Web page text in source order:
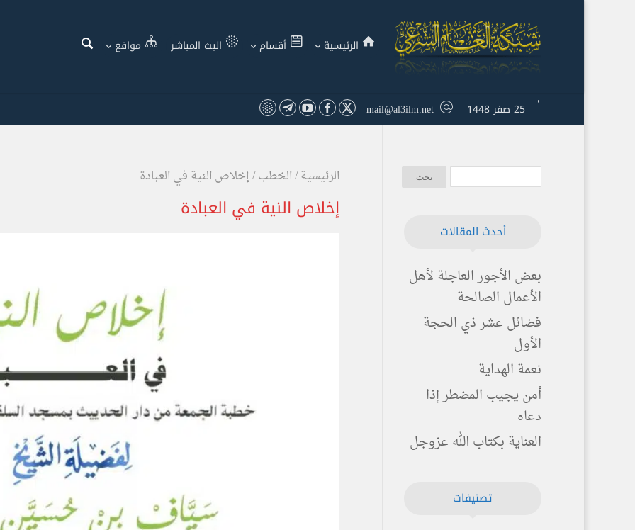
الرئيسية أقسام البث المباشر مواقع
25 صفر 1448 mail@al3ilm.net
الرئيسية/الخطب/إخلاص النية في العبادة
إخلاص النية في العبادة
أحدث المقالات
بعض الأجور العاجلة لأهل
الأعمال الصالحة
فضائل عشر ذي الحجة
الأول
نعمة الهداية
أمن يجيب المضطر إذا
دعاه
العناية بكتاب الله عزوجل
تصنيفات